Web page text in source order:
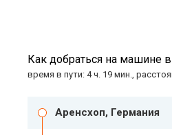
Как добраться на машине
время в пути: 4 ч. 19 мин.,
Аренсхоп, Германия